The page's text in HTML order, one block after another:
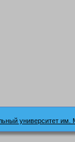
университет